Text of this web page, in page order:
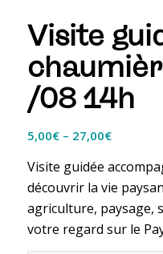
Visite
/08 14h
5,00€– 27,00€
Visite guidée
découvrir la vie
agriculture, paysage,
votre regard sur le